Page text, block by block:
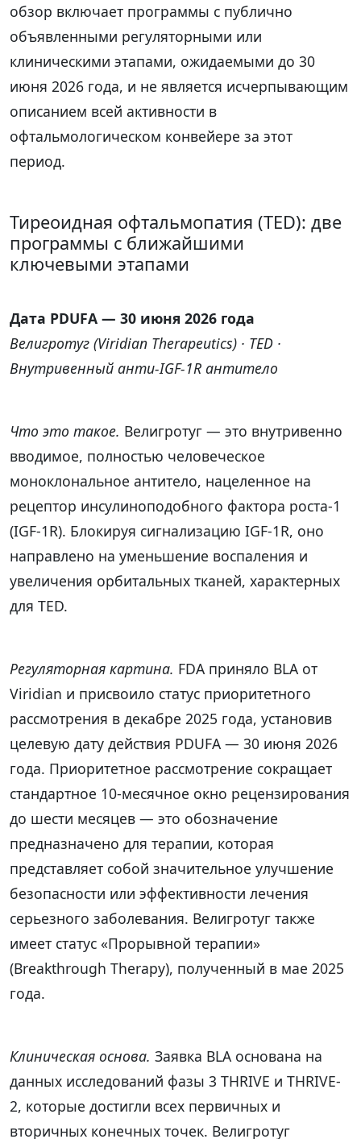
обзор включает программы с публично
объявленными регуляторными или
клиническими этапами, ожидаемыми до 30
июня 2026 года, и не является исчерпывающим
описанием всей активности в
офтальмологическом конвейере за этот
период.
Тиреоидная офтальмопатия (TED): две
программы с ближайшими
ключевыми этапами
Дата PDUFA — 30 июня 2026 года
Велигротуг (Viridian Therapeutics) · TED ·
Внутривенный анти-IGF-1R антитело
Что это такое. Велигротуг — это внутривенно
вводимое, полностью человеческое
моноклональное антитело, нацеленное на
рецептор инсулиноподобного фактора роста-1
(IGF-1R). Блокируя сигнализацию IGF-1R, оно
направлено на уменьшение воспаления и
увеличения орбитальных тканей, характерных
для TED.
Регуляторная картина. FDA приняло BLA от
Viridian и присвоило статус приоритетного
рассмотрения в декабре 2025 года, установив
целевую дату действия PDUFA — 30 июня 2026
года. Приоритетное рассмотрение сокращает
стандартное 10-месячное окно рецензирования
до шести месяцев — это обозначение
предназначено для терапии, которая
представляет собой значительное улучшение
безопасности или эффективности лечения
серьезного заболевания. Велигротуг также
имеет статус «Прорывной терапии»
(Breakthrough Therapy), полученный в мае 2025
года.
Клиническая основа. Заявка BLA основана на
данных исследований фазы 3 THRIVE и THRIVE-
2, которые достигли всех первичных и
вторичных конечных точек. Велигротуг